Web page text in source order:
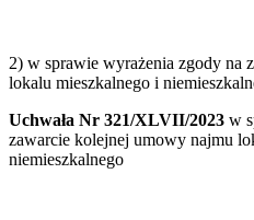
2) w sprawie wyrażenia zgody na
lokalu mieszkalnego i
Uchwała Nr 321/XLVII/2023 w
zawarcie kolejnej umowy najmu
niemieszkalnego